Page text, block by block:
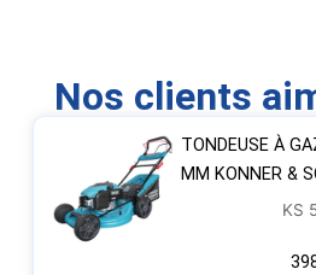
Nos clients
TONDEUSE À
MM KONNER &
KS